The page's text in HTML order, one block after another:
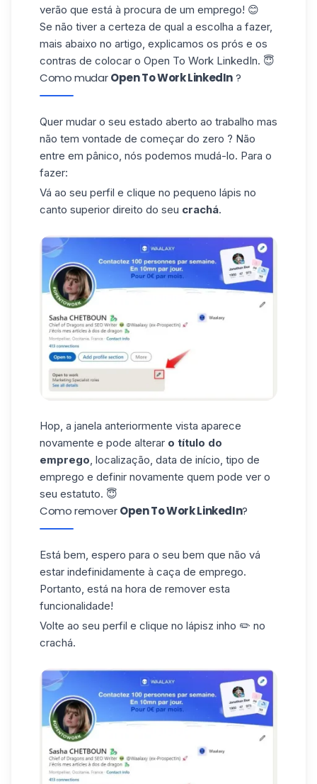
verão que está à procura de um emprego! 😊
Se não tiver a certeza de qual a escolha a fazer,
mais abaixo no artigo, explicamos os prós e os
contras de colocar o Open To Work LinkedIn. 😇
Como mudarOpen To Work LinkedIn?
Quer mudar o seu estado aberto ao trabalho mas
não tem vontade de começar do zero ? Não
entre em pânico, nós podemos mudá-lo. Para o
fazer:
Vá ao seu perfil e clique no pequeno lápis no
canto superior direito do seu crachá.
Hop, a janela anteriormente vista aparece
novamente e pode alterar o título do
emprego, localização, data de início, tipo de
emprego e definir novamente quem pode ver o
seu estatuto. 😇
Como removerOpen To Work LinkedIn?
Está bem, espero para o seu bem que não vá
estar indefinidamente à caça de emprego.
Portanto, está na hora de remover esta
funcionalidade!
Volte ao seu perfil e clique no lápisz inho ✏️ no
crachá.